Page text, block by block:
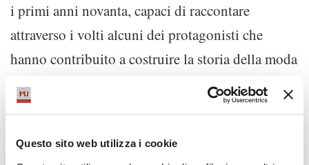
Questo sito web utilizza i cookie
i primi anni novanta, capaci di raccontare
attraverso i volti alcuni dei protagonisti che
hanno contribuito a costruire la storia della moda
e della cultura internazionale. La seconda mette
in dialogo una selezione delle immagini più
Collezioni Autunno-Inverno 2027-2028